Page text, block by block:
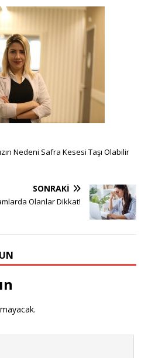
Nedeni Safra Kesesi Taşı Olabilir
SONRAKI
Olanlar Dikkat!